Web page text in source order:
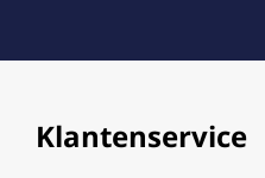
Klantenservice